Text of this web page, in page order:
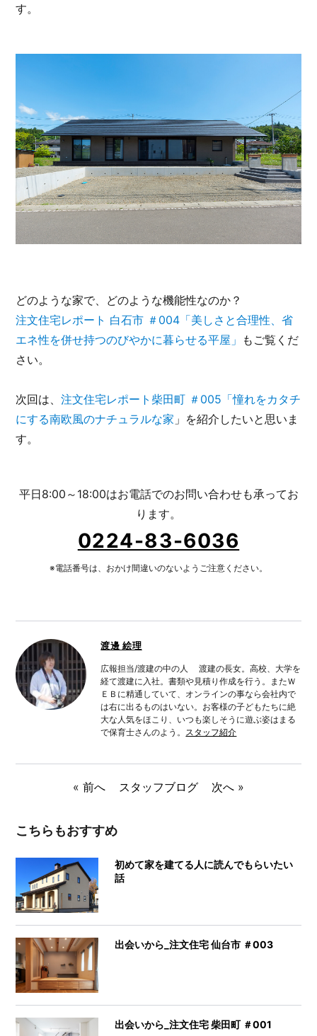
す。
どのような家で、どのような機能性なのか？
注文住宅レポート 白石市 ＃004「美しさと合理性、省
エネ性を併せ持つのびやかに暮らせる平屋」 もご覧くだ
さい。
次回は、注文住宅レポート柴田町 ＃005「憧れをカタチ
にする南欧風のナチュラルな家 」を紹介したいと思いま
す。
平日8:00～18:00はお電話でのお問い合わせも承ってお
ります。
0224-83-6036
※電話番号は、おかけ間違いのないようご注意ください。
渡邊 絵理
広報担当/渡建の中の人 渡建の長女。高校、大学を
経て渡建に入社。書類や見積り作成を行う。またＷ
ＥＢに精通していて、オンラインの事なら会社内で
は右に出るものはいない。お客様の子どもたちに絶
大な人気をほこり、いつも楽しそうに遊ぶ姿はまる
で保育士さんのよう。 スタッフ紹介
« 前へ スタッフブログ 次へ »
こちらもおすすめ
初めて家を建てる人に読んでもらいたい
話
出会いから_注文住宅 仙台市 ＃003
出会いから_注文住宅 柴田町 ＃001